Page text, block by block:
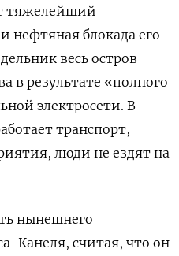
тяжелейший
нефтяная блокада его
весь остров
в результате «полного
электросети. В
транспорт,
люди не ездят на
нынешнего
Канеля, считая, что он